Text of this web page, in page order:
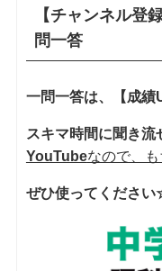
【チャンネル登
問一答
一問一答は、【成績
スキマ時間に聞き流
YouTubeなので、
ぜひ使ってくださ